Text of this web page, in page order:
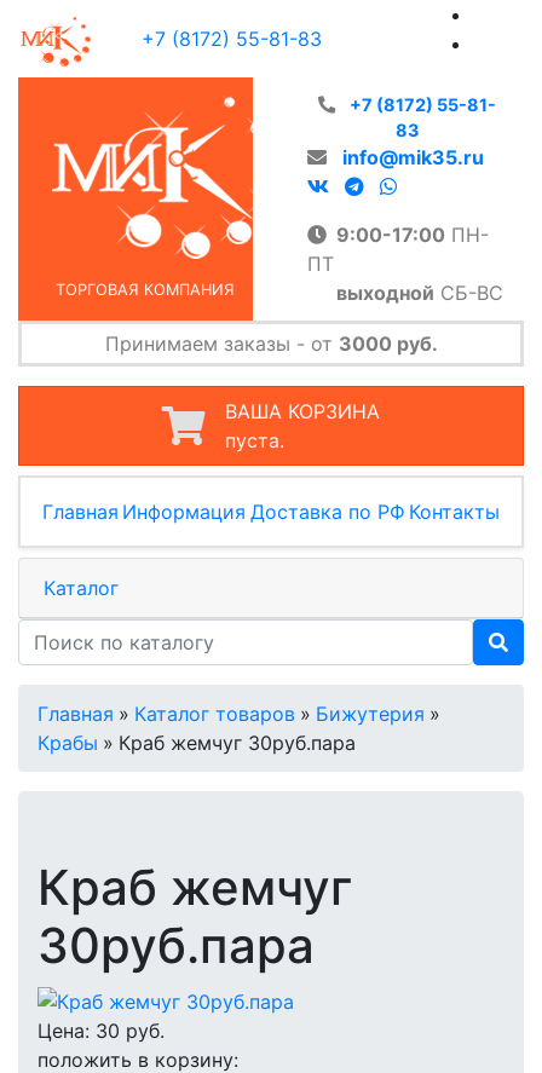
+7 (8172) 55-81-83
ТОРГОВАЯ КОМПАНИЯ
Принимаем заказы - от 3000 руб.
+7 (8172) 55-81-
83
info@mik35.ru
9:00-17:00 ПН-
ПТ
выходной СБ-ВС
ВАША КОРЗИНА
пуста.
Главная Информация Доставка по РФ Контакты
Каталог
Главная » Каталог товаров » Бижутерия »
Крабы » Краб жемчуг 30руб.пара
Краб жемчуг
30руб.пара
Цена: 30 руб.
положить в корзину: